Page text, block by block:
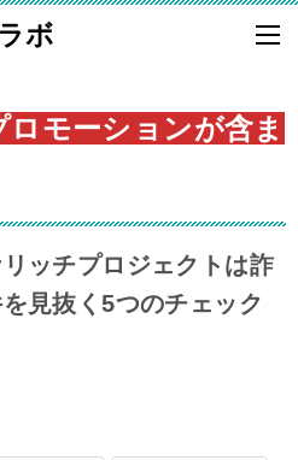
ボ
モーションが含ま
リッチプロジェクトは詐
見抜く5つのチェック